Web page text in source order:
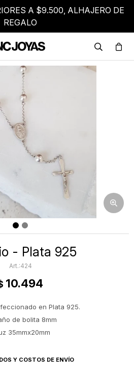
A $9.500, ALHAJERO DE
REGALO
- Plata 925
424
10.494
en Plata 925.
de bolita 8mm
35mmx20mm
Y COSTOS DE ENVÍO